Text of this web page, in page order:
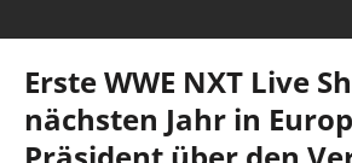
Erste WWE NXT Live
nächsten Jahr in